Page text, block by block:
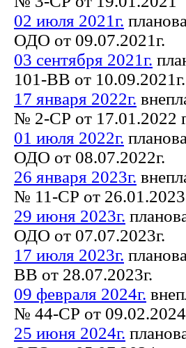
02 июля 2021г.
ОДО от 09.07.2021г.
03 сентября 2021г.
101-ВВ от 10.09.2021г.
17 января 2022г.
№ 2-СР от 17.01.2022
01 июля 2022г.
ОДО от 08.07.2022г.
26 января 2023г.
№ 11-СР от 26.01.2023
29 июня 2023г.
ОДО от 07.07.2023г.
17 июля 2023г.
ВВ от 28.07.2023г.
09 февраля 2024г.
№ 44-СР от 09.02.2024
25 июня 2024г.